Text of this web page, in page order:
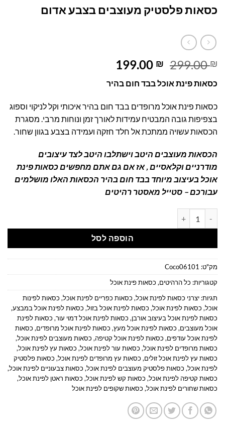
כסאות פלסטיק מעוצבים בצבע אדום
299.00₪
המחיר
המקורי
היה:
299.00 ₪.
199.00 ₪
הוא:
כסאות פינת אוכל בבד חום בהיר
כסאות פינת אוכל מרופדים בבד חום בהיר איכותי וקל לניקוי וספוג
בצפיפות גובה המבטיח עמידות לאורך זמן ונוחות מרבי. מסגרת
הכסאות עשויה ממתכת אל חלד חזקה ועמידה בצבע בגוון שחור.
הכסאות מעוצבים היטב וישתלבו היטב לצד עיצובים
מודרניים וקלאסיים , אז אם גם אתם מחפשים כסאות פינת
אוכל בעיצוב מיוחד בבד חום בהיר הכסאות האלו מושלמים
עבורכם – סטייל מאסטר רהיטים
הוספה לסל
מק"ט: Coco06101
קטגוריות: כל הרהיטים, כסאות פינת אוכל
תגיות: יצרני כסאות לפינת אוכל, כסאות כפריים לפינת אוכל, כסאות לפינות
אוכל, כסאות לפינת אוכל, כסאות לפינת אוכל בזול, כסאות לפינת אוכל במבצע,
כסאות לפינת אוכל בעיצוב אורבן, כסאות לפינת אוכל דמוי עור, כסאות לפינת
אוכל מעוצבים, כסאות לפינת אוכל מעץ, כסאות לפינת אוכל מרופדים, כסאות
לפינת אוכל עודפים, כסאות לפינת אוכל קטיפה, כסאות מעוצבים לפינת אוכל,
כסאות מרופדים לפינת אוכל, כסאות עור לפינת אוכל, כסאות עץ לפינת אוכל,
כסאות עץ לפינת אוכל זולים, כסאות עץ מרופדים לפינת אוכל, כסאות פלסטיק
לפינת אוכל, כסאות פלסטיק מעוצבים לפינת אוכל, כסאות צבעוניים לפינת אוכל,
כסאות קטיפה לפינת אוכל, כסאות קש לפינת אוכל, כסאות ראטן לפינת אוכל,
כסאות שחורים לפינת אוכל, כסאות שקופים לפינת אוכל